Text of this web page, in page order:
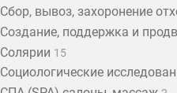
Сбор, вывоз, захоронение
Создание, поддержка и
Солярии 15
Социологические